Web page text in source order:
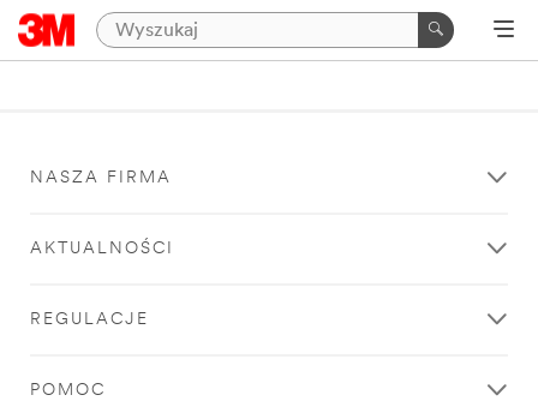
NASZA FIRMA
AKTUALNOŚCI
REGULACJE
POMOC